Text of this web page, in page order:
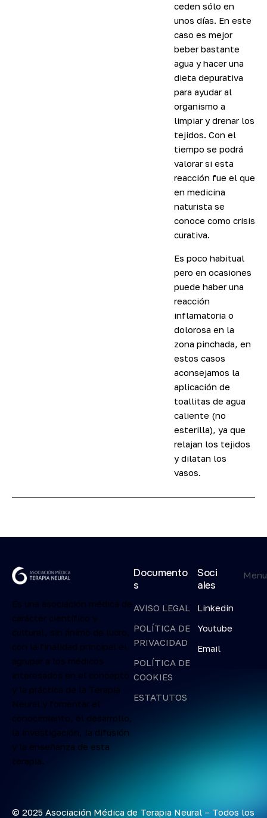
ceden sólo en
unos días. En este
caso es mejor
beber bastante
agua y hacer una
dieta depurativa
para ayudar al
organismo a
limpiar y drenar los
tejidos. Con el
tiempo se podrá
valorar si esta
reacción fue el que
en medicina
naturista se
conoce como crisis
curativa.
Es poco habitual
pero en ocasiones
puede haber una
reacción
inflamatoria o
dolorosa en la
zona pinchada, en
estos casos
aconsejamos la
aplicación de
toallitas de agua
caliente (no
esterilla), ya que
relajan los tejidos
y dilatan los
vasos.
Es una asociación médica de
carácter científico y
cultural, sin ánimo de lucro,
con la finalidad principal el
agrupar a los médicos
interesados en el concepto
y la práctica de la Terapia
Neural y fomentar el
conocimiento, el desarrollo,
la investigación, la difusión
y la enseñanza de esta
terapia.
Documento
s
AVISO LEGAL
POLÍTICA DE
PRIVACIDAD
POLÍTICA DE
COOKIES
ESTATUTOS
Soci
ales
Linkedin
Youtube
Email
Menu
© 2025 Asociación Médica de Terapia Neural – Todos los